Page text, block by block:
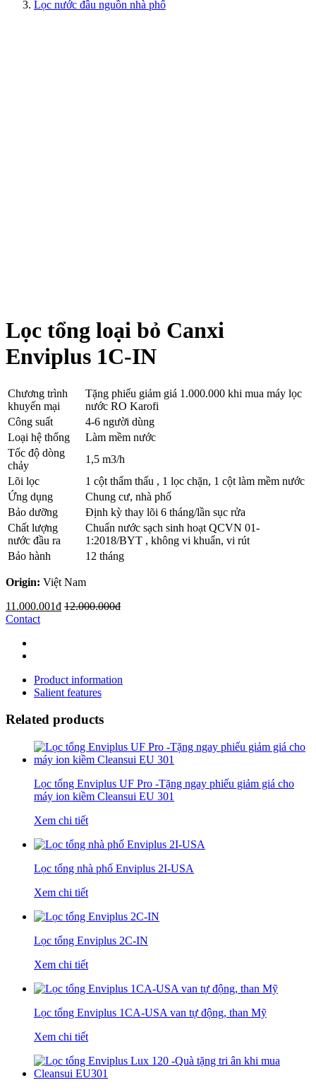
Lọc nước đầu nguồn nhà phố
Lọc tổng loại bỏ Canxi
Enviplus 1C-IN
Chương trình
khuyến mại
Tặng phiếu giảm giá 1.000.000 khi mua máy lọc
nước RO Karofi
Công suất
4-6 người dùng
Loại hệ thống
Làm mềm nước
Tốc độ dòng
chảy
1,5 m3/h
Lõi lọc
1 cột thẩm thấu , 1 lọc chặn, 1 cột làm mềm nước
Ứng dụng
Chung cư, nhà phố
Bảo dưỡng
Định kỳ thay lõi 6 tháng/lần sục rửa
Chất lượng
nước đầu ra
Chuẩn nước sạch sinh hoạt QCVN 01-
1:2018/BYT , không vi khuẩn, vi rút
Bảo hành
12 tháng
Origin: Việt Nam
11.000.001đ 12.000.000đ
Contact
Product information
Salient features
Related products
Lọc tổng Enviplus UF Pro -Tặng ngay phiếu giảm giá cho
máy ion kiềm Cleansui EU 301
Xem chi tiết
Lọc tổng nhà phố Enviplus 2I-USA
Xem chi tiết
Lọc tổng Enviplus 2C-IN
Xem chi tiết
Lọc tổng Enviplus 1CA-USA van tự động, than Mỹ
Xem chi tiết